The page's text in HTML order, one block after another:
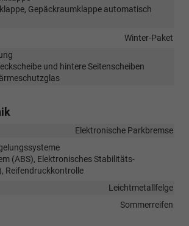
Gepäckraumklappe automatisch
Winter-Paket
und hintere Seitenscheiben
Elektronische Parkbremse
(ABS), Elektronisches Stabilitäts-
Reifendruckkontrolle
Leichtmetallfelge
Sommerreifen